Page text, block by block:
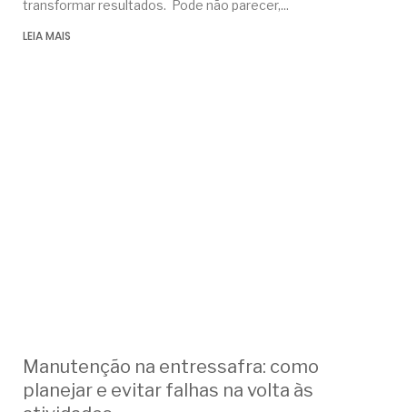
transformar resultados. Pode não parecer,
LEIA MAIS
Manutenção na entressafra: como
planejar e evitar falhas na volta às